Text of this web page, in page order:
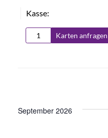
Kasse:
Karten anfragen
September 2026